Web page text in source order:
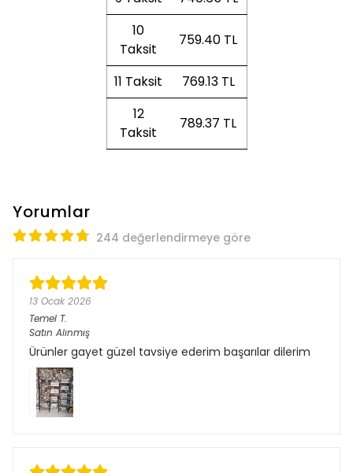
10
Taksit
759.40 TL
11 Taksit
769.13 TL
12
Taksit
789.37 TL
Yorumlar
244 değerlendirmeye göre
13 Ocak 2026
Temel T.
Satın Alınmış
Ürünler gayet güzel tavsiye ederim başarılar dilerim